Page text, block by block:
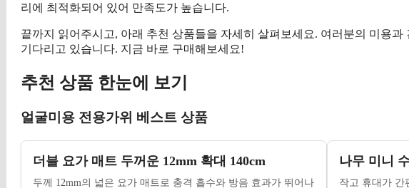
리에 최적화되어 있어 만족도가 높습니다.
끝까지 읽어주시고, 아래 추천 상품들을 자세히 살펴보세요. 여러분의 미용과
기다리고 있습니다. 지금 바로 구매해보세요!
추천 상품 한눈에 보기
얼굴미용 전용가위 베스트 상품
더블 요가 매트 두꺼운 12mm 확대 140cm
두께 12mm의 넓은 요가 매트로 충격 흡수와 방음 효과가 뛰어나
나무 미니
작고 휴대가 간